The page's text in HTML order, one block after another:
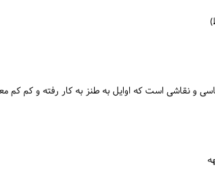
و نقاشی است که اوایل به طنز به کار رفته و کم کم